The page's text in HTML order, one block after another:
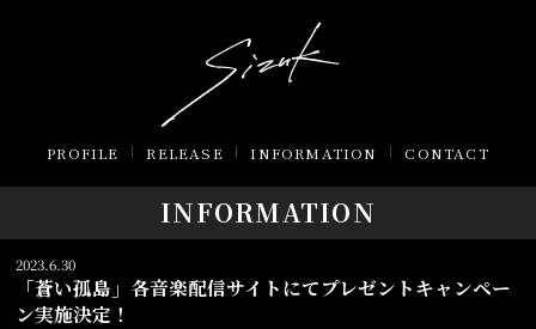
PROFILE RELEASE INFORMATION CONTACT
INFORMATION
2023.6.30
「蒼い孤島」各音楽配信サイトにてプレゼントキャンペー
ン実施決定！